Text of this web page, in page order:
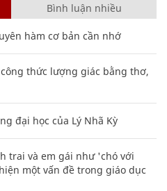
Bình luận nhiều
hàm cơ bản cần nhớ
thức lượng giác bằng thơ,
đại học của Lý Nhã Kỳ
trai và em gái như 'chó với
một vấn đề trong giáo dục